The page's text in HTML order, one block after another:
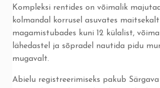
Kompleksi rentides on võimalik
kolmandal korrusel asuvates
magamistubades kuni 12 külalist,
lähedastel ja sõpradel nautida pidu
mugavalt.
Abielu registreerimiseks pakub